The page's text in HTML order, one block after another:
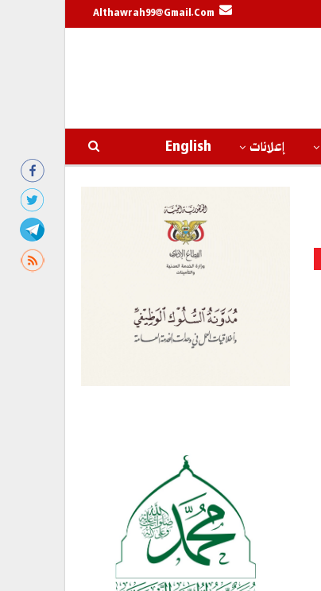
Althawrah99@gmail.com
إعلانات English